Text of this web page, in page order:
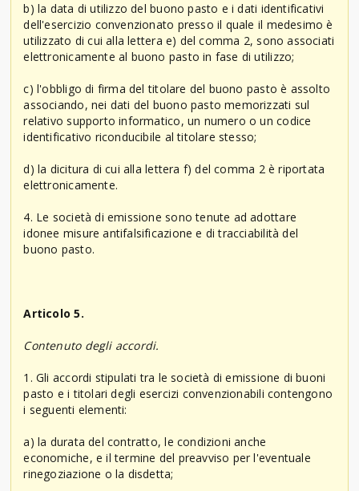
b) la data di utilizzo del buono pasto e i dati identificativi
dell'esercizio convenzionato presso il quale il medesimo è
utilizzato di cui alla lettera e) del comma 2, sono associati
elettronicamente al buono pasto in fase di utilizzo;
c) l'obbligo di firma del titolare del buono pasto è assolto
associando, nei dati del buono pasto memorizzati sul
relativo supporto informatico, un numero o un codice
identificativo riconducibile al titolare stesso;
d) la dicitura di cui alla lettera f) del comma 2 è riportata
elettronicamente.
4. Le società di emissione sono tenute ad adottare
idonee misure antifalsificazione e di tracciabilità del
buono pasto.
Articolo 5.
Contenuto degli accordi.
1. Gli accordi stipulati tra le società di emissione di buoni
pasto e i titolari degli esercizi convenzionabili contengono
i seguenti elementi:
a) la durata del contratto, le condizioni anche
economiche, e il termine del preavviso per l'eventuale
rinegoziazione o la disdetta;